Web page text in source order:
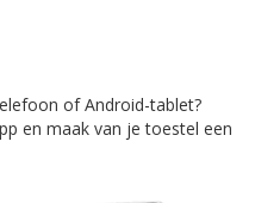
of Android-tablet?
en maak van je toestel een